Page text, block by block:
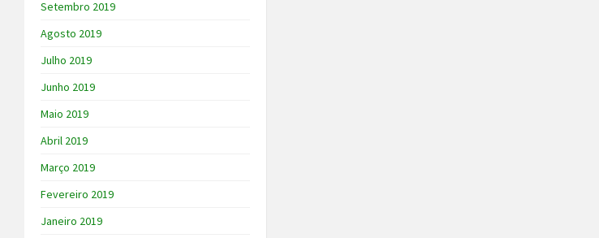
Setembro 2019
Agosto 2019
Julho 2019
Junho 2019
Maio 2019
Abril 2019
Março 2019
Fevereiro 2019
Janeiro 2019